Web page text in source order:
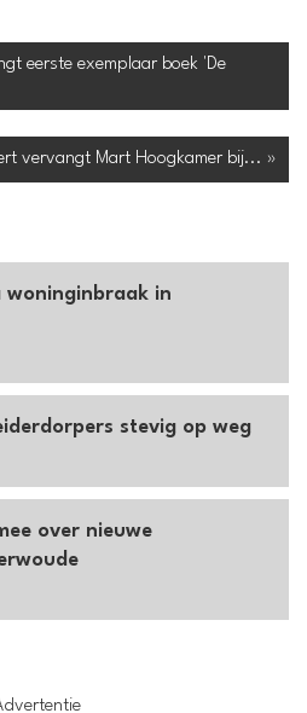
eerste exemplaar boek 'De
vervangt Mart Hoogkamer bij... »
woninginbraak in
stevig op weg
over nieuwe